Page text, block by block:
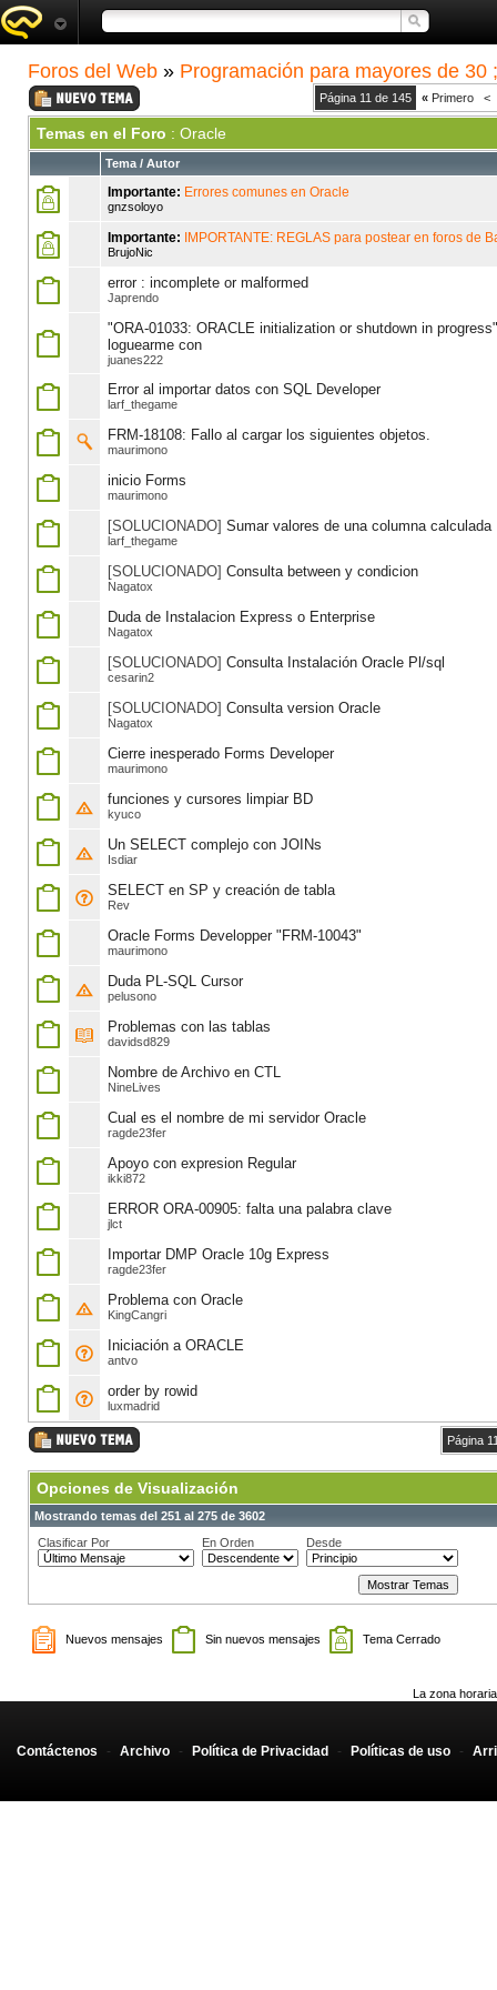
Foros del Web » Programación para mayores de 30
Página 11 de 145 « Primero <
Temas en el Foro : Oracle
Tema / Autor
Importante: Errores comunes en Oracle
gnzsoloyo
Importante: IMPORTANTE: REGLAS para postear en foros de
BrujoNic
error : incomplete or malformed
Japrendo
"ORA-01033: ORACLE initialization or shutdown in
loguearme con
juanes222
Error al importar datos con SQL Developer
larf_thegame
FRM-18108: Fallo al cargar los siguientes objetos.
maurimono
inicio Forms
maurimono
[SOLUCIONADO] Sumar valores de una columna calculada
larf_thegame
[SOLUCIONADO] Consulta between y condicion
Nagatox
Duda de Instalacion Express o Enterprise
Nagatox
[SOLUCIONADO] Consulta Instalación Oracle Pl/sql
cesarin2
[SOLUCIONADO] Consulta version Oracle
Nagatox
Cierre inesperado Forms Developer
maurimono
funciones y cursores limpiar BD
kyuco
Un SELECT complejo con JOINs
Isdiar
SELECT en SP y creación de tabla
Rev
Oracle Forms Developper "FRM-10043"
maurimono
Duda PL-SQL Cursor
pelusono
Problemas con las tablas
davidsd829
Nombre de Archivo en CTL
NineLives
Cual es el nombre de mi servidor Oracle
ragde23fer
Apoyo con expresion Regular
ikki872
ERROR ORA-00905: falta una palabra clave
jlct
Importar DMP Oracle 10g Express
ragde23fer
Problema con Oracle
KingCangri
Iniciación a ORACLE
antvo
order by rowid
luxmadrid
Página
Opciones de Visualización
Mostrando temas del 251 al 275 de 3602
Clasificar Por
En Orden Desde
Nuevos mensajes Sin nuevos mensajes Tema Cerrado
La zona
Contáctenos - Archivo - Política de Privacidad - Políticas de uso -